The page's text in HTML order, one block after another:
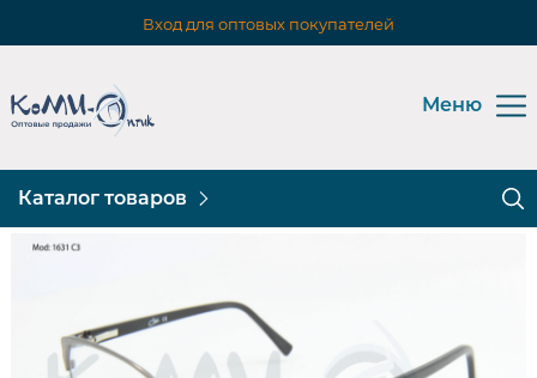
Вход для оптовых покупателей
Меню
Каталог товаров